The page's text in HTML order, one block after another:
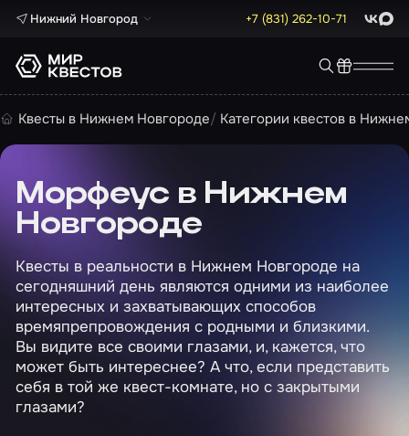
Нижний Новгород +7 (831) 262-10-71 Max
Квесты в Нижнем Новгороде Категории квестов в
Морфеус в Нижнем
Новгороде
Квесты в реальности в Нижнем Новгороде на
сегодняшний день являются одними из наиболее
интересных и захватывающих способов
времяпрепровождения с родными и близкими.
Вы видите все своими глазами, и, кажется, что
может быть интереснее? А что, если представить
себя в той же квест-комнате, но с закрытыми
глазами?